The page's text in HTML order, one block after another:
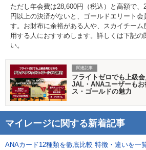
ただし年会費は28,600円（税込）と高額で
円以上の決済がないと、ゴールドエリート会
す。お財布に余裕がある人や、スカイチーム
用する人におすすめします。詳しくは下記の
い。
関連記事
フライトゼロでも上級
JAL・ANAユーザーも
ス・ゴールドの魅力
マイレージに関する新着記事
ANAカード12種類を徹底比較 特徴・違いを一